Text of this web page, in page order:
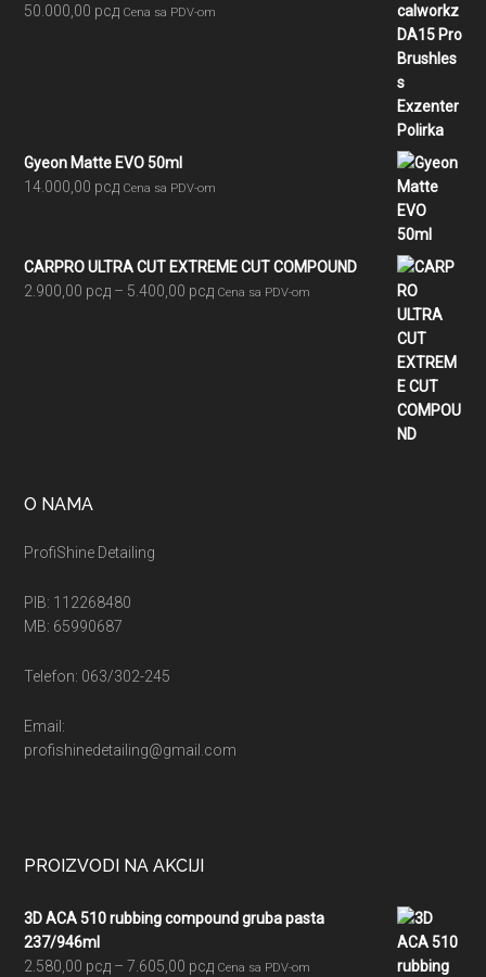
50.000,00 рсд Cena sa PDV-om
Gyeon Matte EVO 50ml
14.000,00 рсд Cena sa PDV-om
CARPRO ULTRA CUT EXTREME CUT COMPOUND
2.900,00 рсд – 5.400,00 рсдRaspon
Cena sa PDV-om
O NAMA
ProfiShine Detailing
PIB: 112268480
MB: 65990687
Telefon: 063/302-245
Email:
profishinedetailing@gmail.com
PROIZVODI NA AKCIJI
3D ACA 510 rubbing compound gruba pasta
237/946ml
2.580,00 рсд – 7.605,00 рсдRaspon
Cena sa PDV-om